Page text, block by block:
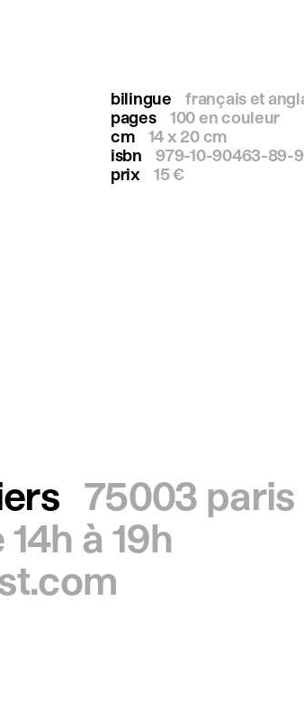
bilingue
français et
pages
100 en couleur
cm
14 x 20 cm
isbn
979-10-90463-89-9
prix
15 €
75003 paris
14h à 19h